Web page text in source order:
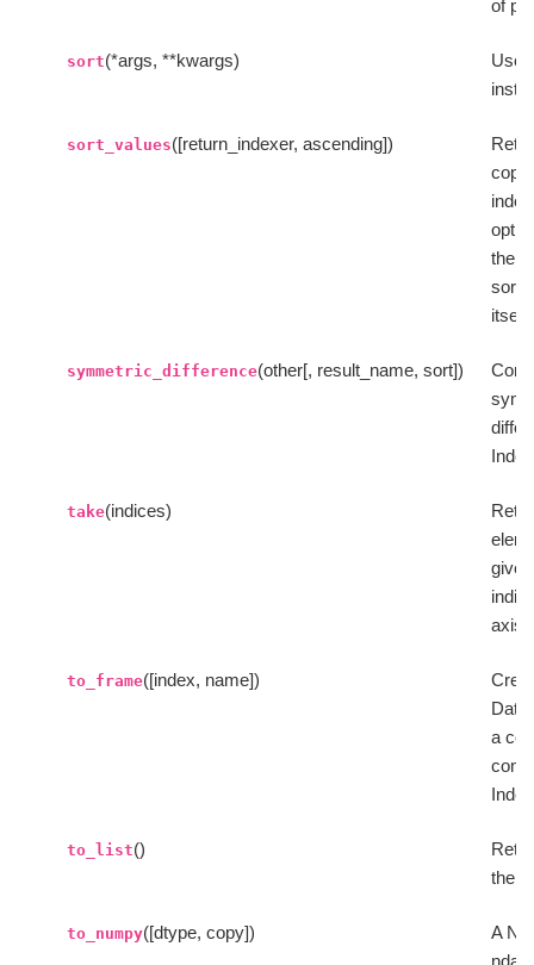
of
sort(*args, **kwargs)
Use
sort_values([return_indexer, ascending])
copy
the
itself.
symmetric_difference(other[, result_name, sort])
take(indices)
axis.
to_frame([index, name])
a
to_list()
the
to_numpy([dtype, copy])
A